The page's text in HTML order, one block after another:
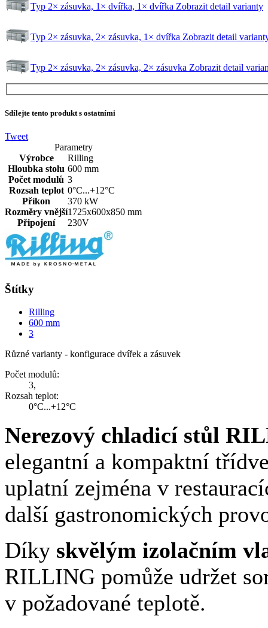
Typ 2× zásuvka, 1× dvířka, 1× dvířka Zobrazit detail varianty
Typ 2× zásuvka, 2× zásuvka, 1× dvířka Zobrazit detail
Typ 2× zásuvka, 2× zásuvka, 2× zásuvka Zobrazit detail
Sdílejte tento produkt s ostatními
Tweet
Parametry
Výrobce
Rilling
Hloubka stolu 600 mm
Počet modulů 3
Rozsah teplot 0°C...+12°C
Příkon
370 kW
Rozměry vnější1725x600x850 mm
Připojení
230V
Štítky
Rilling
600 mm
3
Různé varianty - konfigurace dvířek a zásuvek
Počet modulů:
3,
Rozsah teplot:
0°C...+12°C
Nerezový chladicí stůl
elegantní a kompaktní
uplatní zejména v
další gastronomických
Díky skvělým izolačním
RILLING pomůže udržet
v požadované teplotě.